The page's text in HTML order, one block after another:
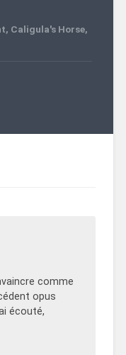
, Caligula's Horse,
comme
opus
écouté,